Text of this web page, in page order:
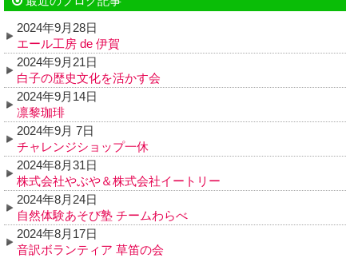
2024年9月28日
エール工房 de 伊賀
2024年9月21日
白子の歴史文化を活かす会
2024年9月14日
凛黎珈琲
2024年9月 7日
チャレンジショップ一休
2024年8月31日
株式会社やぶや＆株式会社イートリー
2024年8月24日
自然体験あそび塾 チームわらべ
2024年8月17日
音訳ボランティア 草笛の会